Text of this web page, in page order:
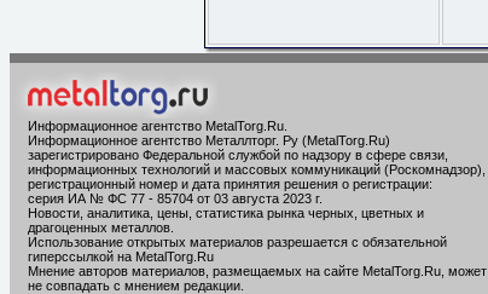
Информационное агентство MetalTorg.Ru
Информационное агентство Металлторг. Ру (MetalTorg.Ru)
зарегистрировано Федеральной службой по надзору в сфере связи,
информационных технологий и массовых коммуникаций (Роскомнадзор),
регистрационный номер и дата принятия решения о регистрации:
серия ИА № ФС 77 - 85704 от 03 августа 2023 г.
Новости, аналитика, цены, статистика рынка черных, цветных и
драгоценных металлов.
Использование открытых материалов разрешается с обязательной
гиперссылкой на MetalTorg.Ru
Мнение авторов материалов, размещаемых на сайте MetalTorg.Ru, может
не совпадать с мнением редакции.